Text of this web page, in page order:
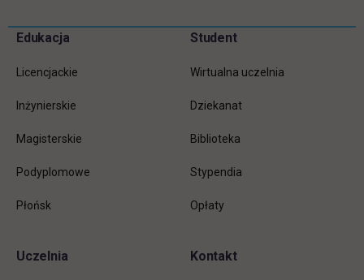
Pomiń
Informacje w stopce
Edukacja
Licencjackie
Inżynierskie
Magisterskie
Podyplomowe
Płońsk
Student
Wirtualna uczelnia
Dziekanat
Biblioteka
Stypendia
Opłaty
Uczelnia Kontakt